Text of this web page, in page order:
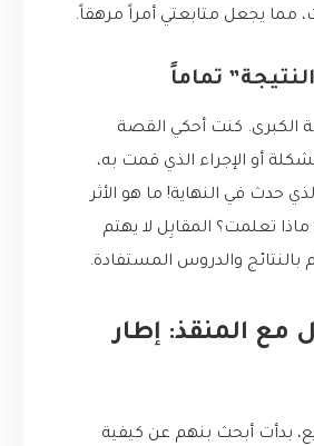
مما يجعل متابعتي أمراً مرهقاً.
الكبرى. كنت أحكي القصة
أو الإجراء الذي قمت به،
حدث في النهاية! ما هو الأثر
ماذا تعلمت؟ المقابِل لا يهتم
بالنتائج والدروس المستفادة.
مع المنقذ: إطار
بدأت أبحث بنهم عن كيفية